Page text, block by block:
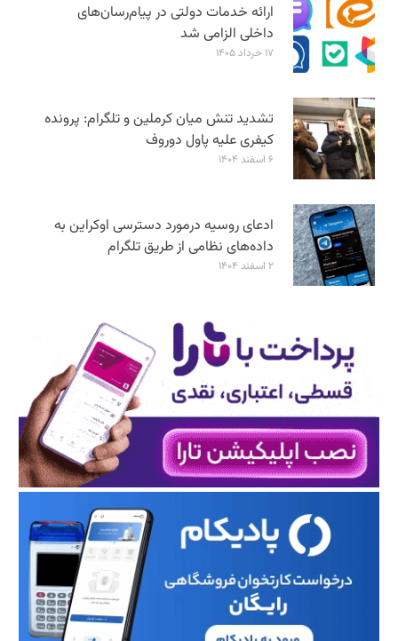
ارائه خدمات دولتی در پیام‌رسان‌های
داخلی الزامی شد
۱۷ خرداد ۱۴۰۵
تشدید تنش میان کرملین و تلگرام: پرونده
کیفری علیه پاول دوروف
۶ اسفند ۱۴۰۴
ادعای روسیه درمورد دسترسی اوکراین به
داده‌های نظامی از طریق تلگرام
۲ اسفند ۱۴۰۴